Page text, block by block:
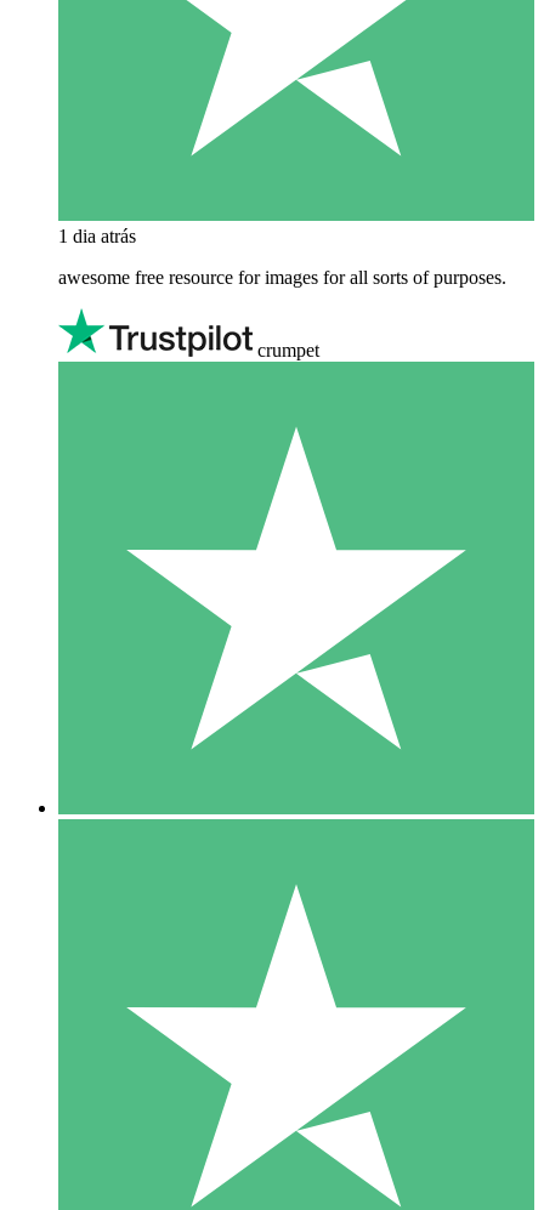
1 dia atrás
awesome free resource for images for all sorts of purposes.
crumpet